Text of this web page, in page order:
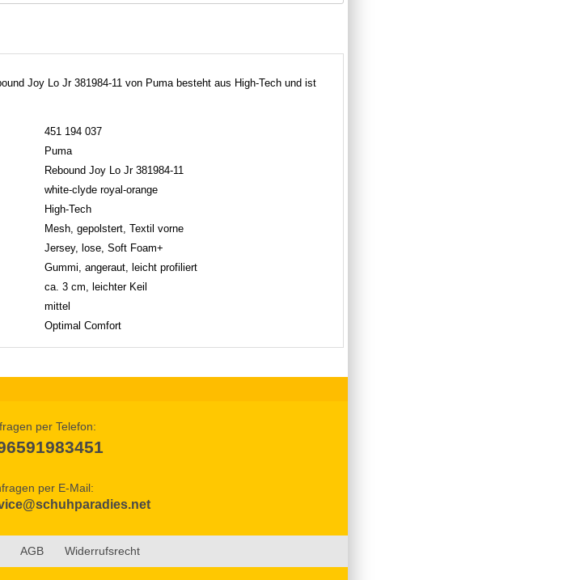
Joy Lo Jr 381984-11 von Puma besteht aus High-Tech und ist
451 194 037
Puma
Rebound Joy Lo Jr 381984-11
white-clyde royal-orange
High-Tech
Mesh, gepolstert, Textil vorne
Jersey, lose, Soft Foam+
Gummi, angeraut, leicht profiliert
ca. 3 cm, leichter Keil
mittel
Optimal Comfort
per Telefon:
per E-Mail:
AGB Widerrufsrecht